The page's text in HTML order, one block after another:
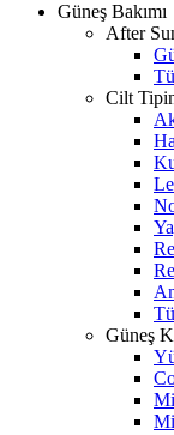
Güneş Bakımı
After
Cilt
Güneş